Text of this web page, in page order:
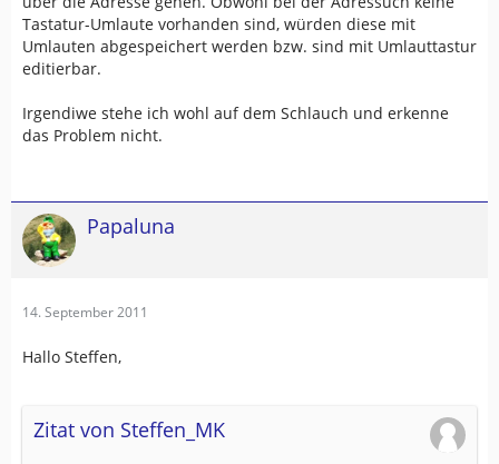
Tastatur-Umlaute vorhanden sind, würden diese mit
Umlauten abgespeichert werden bzw. sind mit Umlauttastur
editierbar.
Irgendiwe stehe ich wohl auf dem Schlauch und erkenne
das Problem nicht.
Papaluna
14. September 2011
Hallo Steffen,
Zitat von Steffen_MK